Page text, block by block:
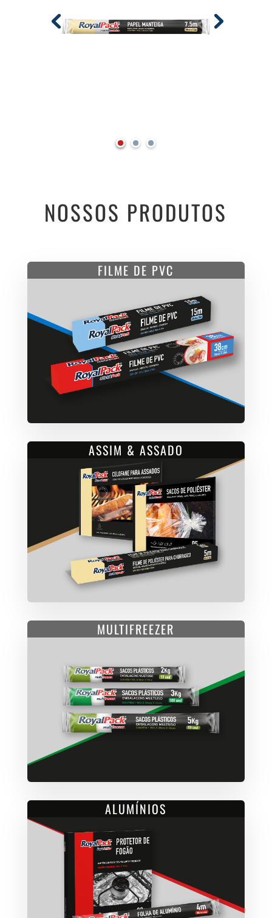
NOSSOS PRODUTOS
FILME DE PVC
ASSIM & ASSADO
MULTIFREEZER
ALUMÍNIOS